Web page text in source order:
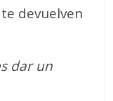
devuelven
dar un